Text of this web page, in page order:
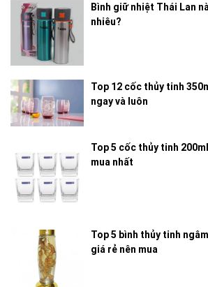
Bình giữ nhiệt Thái Lan
nhiêu?
Top 12 cốc thủy tinh
ngay và luôn
Top 5 cốc thủy tinh
mua nhất
Top 5 bình thủy tinh
giá rẻ nên mua